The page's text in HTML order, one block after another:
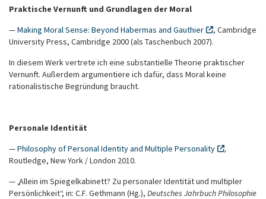
Praktische Vernunft und Grundlagen der Moral
—Making Moral Sense: Beyond Habermas and Gauthier
, Cambridge
University Press, Cambridge 2000 (als Taschenbuch 2007).
In diesem Werk vertrete ich eine substantielle Theorie praktischer
Vernunft. Außerdem argumentiere ich dafür, dass Moral keine
rationalistische Begründung braucht.
Personale Identität
—Philosophy of Personal Identity and Multiple Personality
,
Routledge, New York / London 2010.
— „Allein im Spiegelkabinett? Zu personaler Identität und multipler
Persönlichkeit“, in: C.F. Gethmann (Hg.), Deutsches Jahrbuch Philosophie